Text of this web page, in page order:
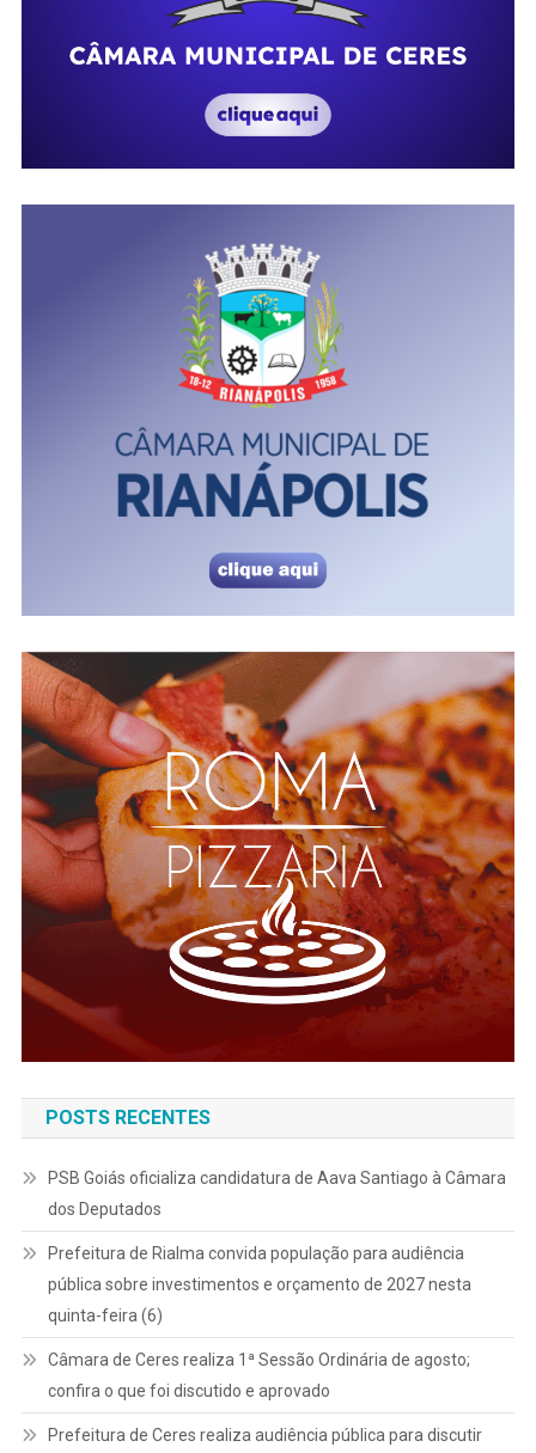
POSTS RECENTES
PSB Goiás oficializa candidatura de Aava Santiago à Câmara
dos Deputados
Prefeitura de Rialma convida população para audiência
pública sobre investimentos e orçamento de 2027 nesta
quinta-feira (6)
Câmara de Ceres realiza 1ª Sessão Ordinária de agosto;
confira o que foi discutido e aprovado
Prefeitura de Ceres realiza audiência pública para discutir